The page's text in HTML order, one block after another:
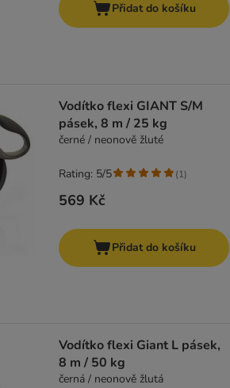
Přidat do košíku
Vodítko flexi GIANT S/M
pásek, 8 m / 25 kg
černé / neonově žluté
569 Kč
Rating: 5/5 (1)
Přidat do košíku
Vodítko flexi Giant L pásek,
8 m / 50 kg
černá / neonově žlutá